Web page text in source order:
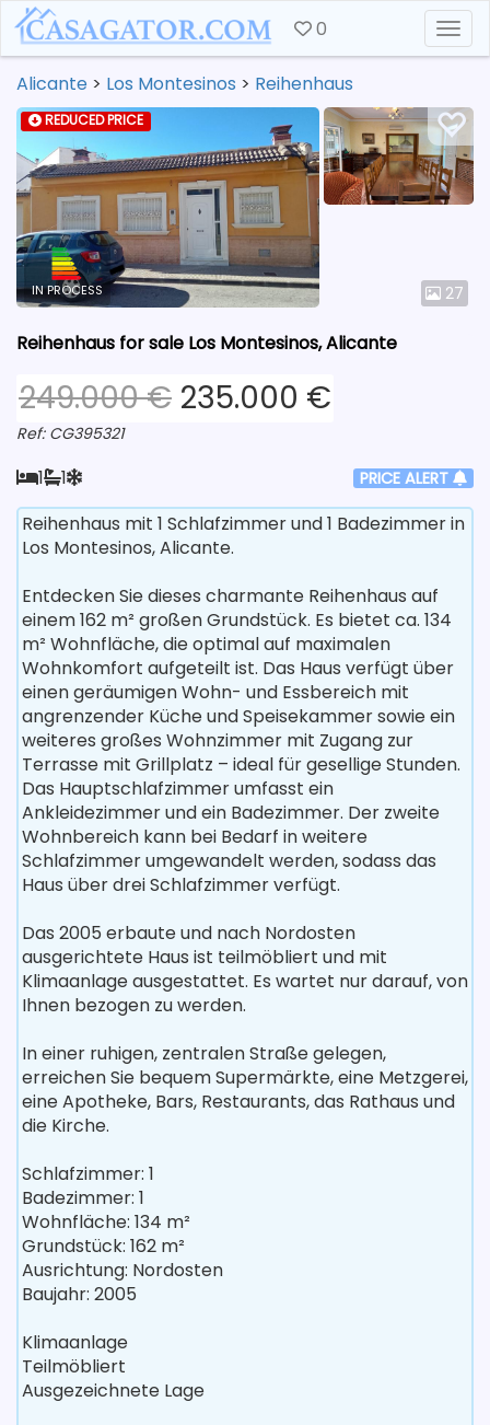
0
Alicante > Los Montesinos > Reihenhaus
27
REDUCED PRICE
IN PROCESS
Reihenhaus for sale Los Montesinos, Alicante
249.000 € 235.000 €
Ref: CG395321
1 1 PRICE ALERT
Reihenhaus mit 1 Schlafzimmer und 1 Badezimmer in
Los Montesinos, Alicante.
Entdecken Sie dieses charmante Reihenhaus auf
einem 162 m² großen Grundstück. Es bietet ca. 134
m² Wohnfläche, die optimal auf maximalen
Wohnkomfort aufgeteilt ist. Das Haus verfügt über
einen geräumigen Wohn- und Essbereich mit
angrenzender Küche und Speisekammer sowie ein
weiteres großes Wohnzimmer mit Zugang zur
Terrasse mit Grillplatz – ideal für gesellige Stunden.
Das Hauptschlafzimmer umfasst ein
Ankleidezimmer und ein Badezimmer. Der zweite
Wohnbereich kann bei Bedarf in weitere
Schlafzimmer umgewandelt werden, sodass das
Haus über drei Schlafzimmer verfügt.
Das 2005 erbaute und nach Nordosten
ausgerichtete Haus ist teilmöbliert und mit
Klimaanlage ausgestattet. Es wartet nur darauf, von
Ihnen bezogen zu werden.
In einer ruhigen, zentralen Straße gelegen,
erreichen Sie bequem Supermärkte, eine Metzgerei,
eine Apotheke, Bars, Restaurants, das Rathaus und
die Kirche.
Schlafzimmer: 1
Badezimmer: 1
Wohnfläche: 134 m²
Grundstück: 162 m²
Ausrichtung: Nordosten
Baujahr: 2005
Klimaanlage
Teilmöbliert
Ausgezeichnete Lage